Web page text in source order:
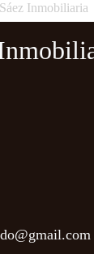
Inmobiliaria